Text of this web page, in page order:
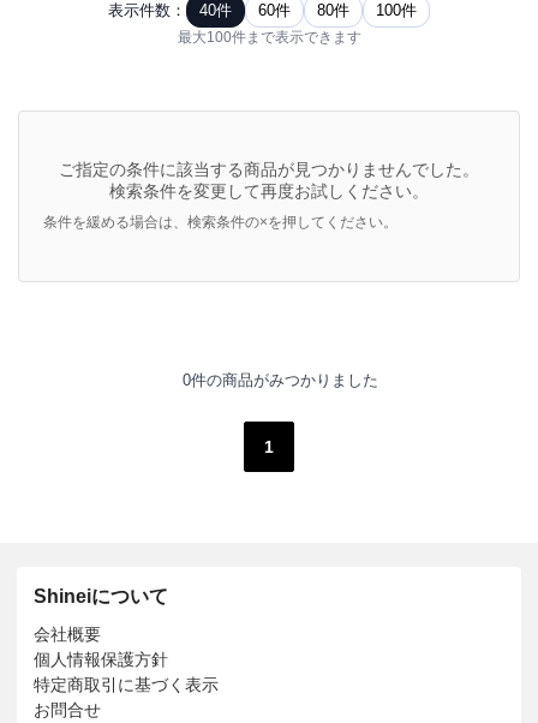
表示件数： 40件 60件 80件 100件
最大100件まで表示できます
ご指定の条件に該当する商品が見つかりませんでした。
検索条件を変更して再度お試しください。
条件を緩める場合は、検索条件の×を押してください。
0件の商品がみつかりました
1
Shineiについて
会社概要
個人情報保護方針
特定商取引に基づく表示
お問合せ